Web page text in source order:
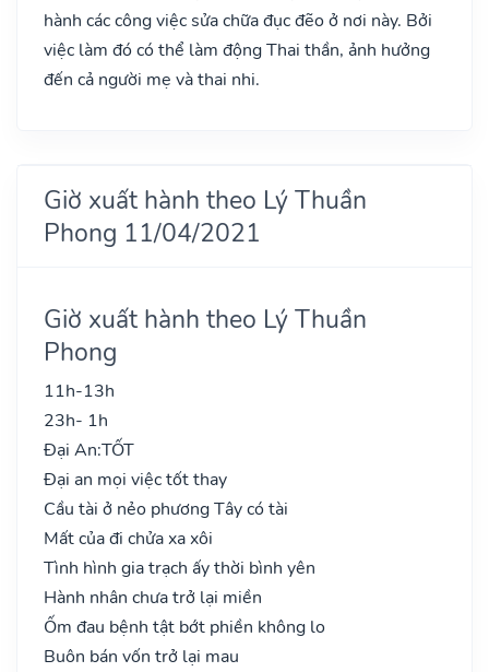
hành các công việc sửa chữa đục đẽo ở nơi này. Bởi
việc làm đó có thể làm động Thai thần, ảnh hưởng
đến cả người mẹ và thai nhi.
Giờ xuất hành theo Lý Thuần
Phong 11/04/2021
Giờ xuất hành theo Lý Thuần
Phong
11h-13h
23h- 1h
Đại An:TỐT
Đại an mọi việc tốt thay
Cầu tài ở nẻo phương Tây có tài
Mất của đi chửa xa xôi
Tình hình gia trạch ấy thời bình yên
Hành nhân chưa trở lại miền
Ốm đau bệnh tật bớt phiền không lo
Buôn bán vốn trở lại mau